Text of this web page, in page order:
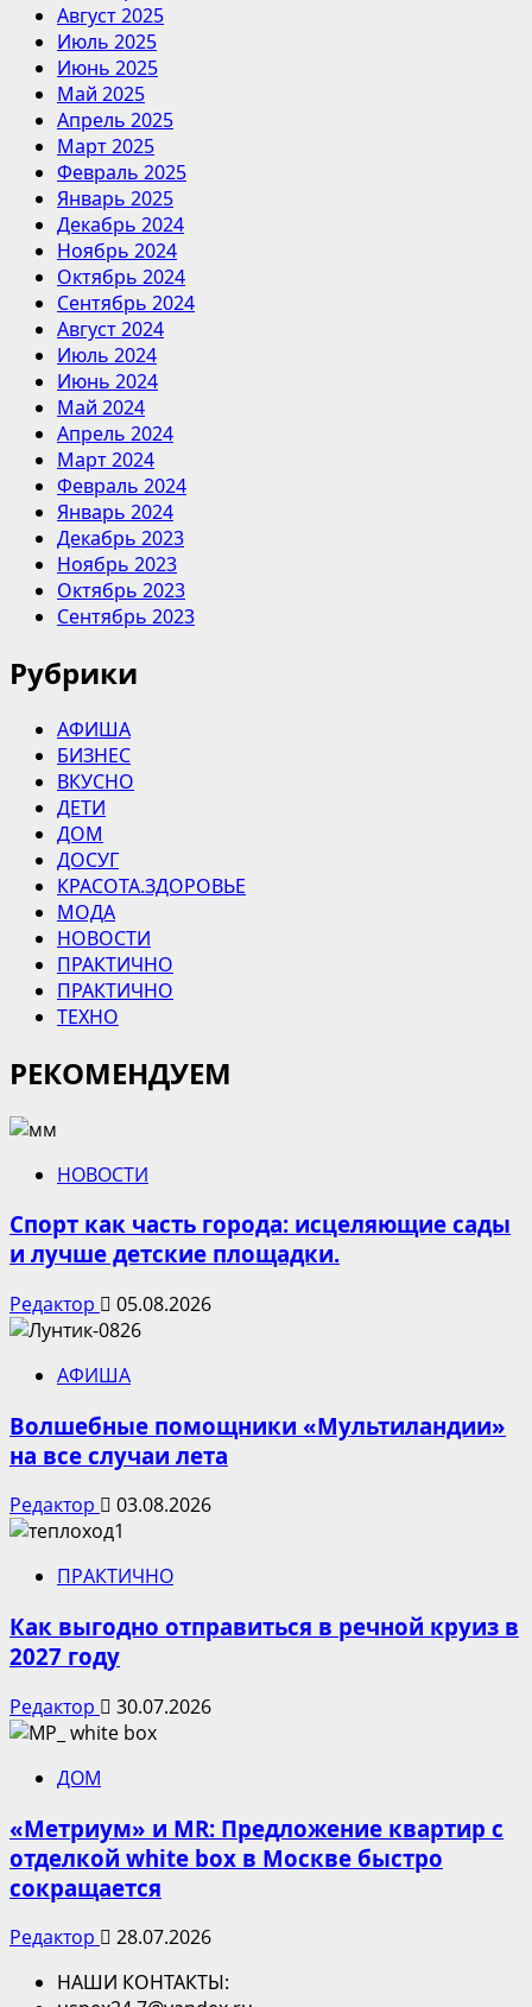
Август 2025
Июль 2025
Июнь 2025
Май 2025
Апрель 2025
Март 2025
Февраль 2025
Январь 2025
Декабрь 2024
Ноябрь 2024
Октябрь 2024
Сентябрь 2024
Август 2024
Июль 2024
Июнь 2024
Май 2024
Апрель 2024
Март 2024
Февраль 2024
Январь 2024
Декабрь 2023
Ноябрь 2023
Октябрь 2023
Сентябрь 2023
Рубрики
АФИША
БИЗНЕС
ВКУСНО
ДЕТИ
ДОМ
ДОСУГ
КРАСОТА.ЗДОРОВЬЕ
МОДА
НОВОСТИ
ПРАКТИЧНО
ПРАКТИЧНО
ТЕХНО
РЕКОМЕНДУЕМ
НОВОСТИ
Спорт как часть города: исцеляющие сады
и лучше детские площадки.
Редактор 05.08.2026
АФИША
Волшебные помощники «Мультиландии»
на все случаи лета
Редактор 03.08.2026
ПРАКТИЧНО
Как выгодно отправиться в речной круиз в
2027 году
Редактор 30.07.2026
ДОМ
«Метриум» и MR: Предложение квартир с
отделкой white box в Москве быстро
сокращается
Редактор
28.07.2026
НАШИ КОНТАКТЫ: